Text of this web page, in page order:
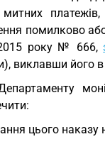
митних
помилково
року № 666,
виклавши його в
цього наказу